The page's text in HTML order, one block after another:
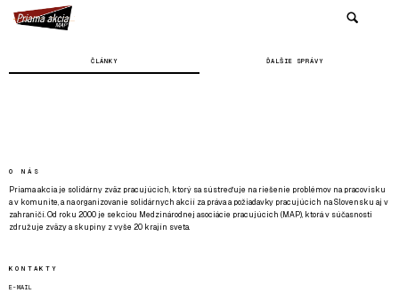
ČLÁNKY ĎALŠIE SPRÁVY
O NÁS
Priama akcia je solidárny zväz pracujúcich, ktorý sa sústreďuje na riešenie problémov na pracovisku
a v komunite, a na organizovanie solidárnych akcií za práva a požiadavky pracujúcich na Slovensku aj v
zahraničí. Od roku 2000 je sekciou Medzinárodnej asociácie pracujúcich (MAP), ktorá v súčasnosti
združuje zväzy a skupiny z vyše 20 krajín sveta.
KONTAKTY
E-MAIL